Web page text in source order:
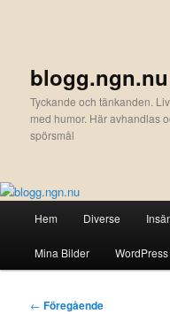
blogg.ngn.nu
Tyckande och tänkanden.
med humor. Här avhandlas
spörsmål
Hem Diverse
Mina Bilder WordPress
Inläggsnavigering
← Föregående